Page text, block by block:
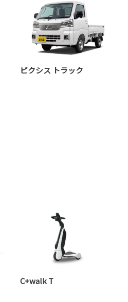
ピクシス トラック
C+walk T